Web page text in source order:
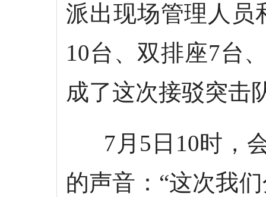
派出现场管理人员
10台、双排座7台
成了这次接驳突击
7月5日10时，会
的声音：“这次我